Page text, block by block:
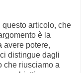
articolo, che
è la
avere potere,
distingue dagli
che riusciamo a